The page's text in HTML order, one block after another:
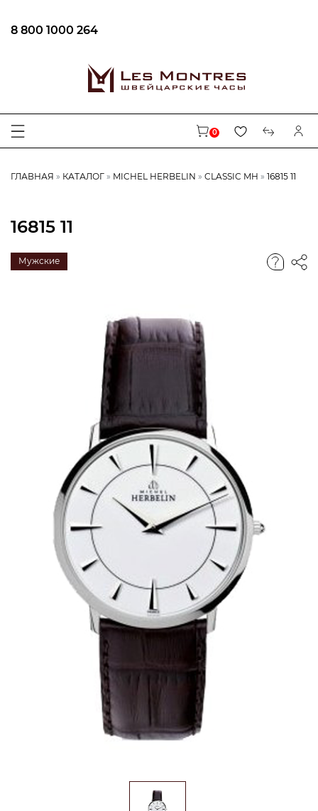
8 800 1000 264
0
ГЛАВНАЯ КАТАЛОГ MICHEL HERBELIN CLASSIC MH 16815 11
16815 11
Мужские